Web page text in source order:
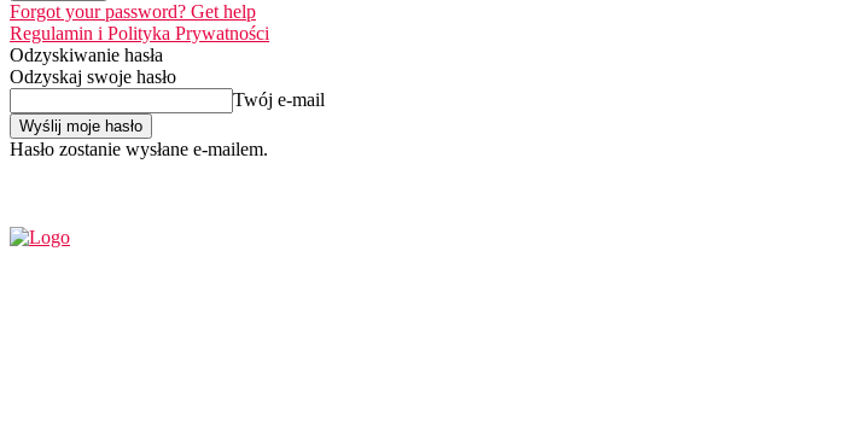
Forgot your password? Get help
Regulamin i Polityka Prywatności
Odzyskiwanie hasła
Odzyskaj swoje hasło
Twój e-mail
Hasło zostanie wysłane e-mailem.